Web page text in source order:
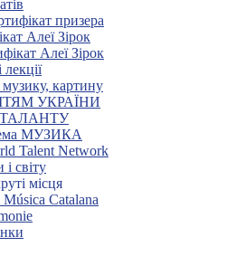
призера
Алеї Зірок
Алеї Зірок
картину
УКРАЇНИ
МУЗИКА
Talent Network
світу
місця
Música Catalana